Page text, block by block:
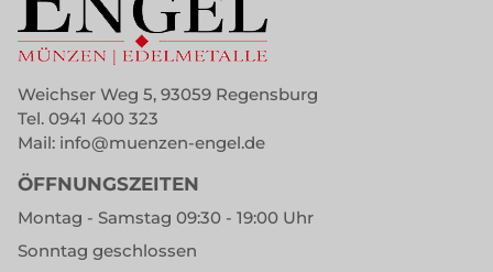
Weichser Weg 5, 93059 Regensburg
Tel. 0941 400 323
Mail: info@muenzen-engel.de
ÖFFNUNGSZEITEN
Montag - Samstag 09:30 - 19:00 Uhr
Sonntag geschlossen